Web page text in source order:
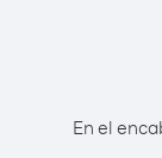
En el